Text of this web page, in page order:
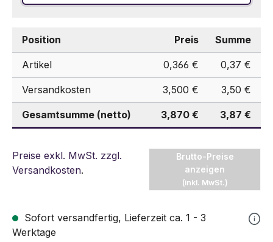
Position Preis Summe
Artikel 0,366 € 0,37 €
Versandkosten 3,500 € 3,50 €
Gesamtsumme (netto) 3,870 € 3,87 €
Preise exkl. MwSt. zzgl.
Versandkosten.
Brutto-Preise
anzeigen
(inkl. MwSt.)
Sofort versandfertig, Lieferzeit ca. 1 - 3
Werktage